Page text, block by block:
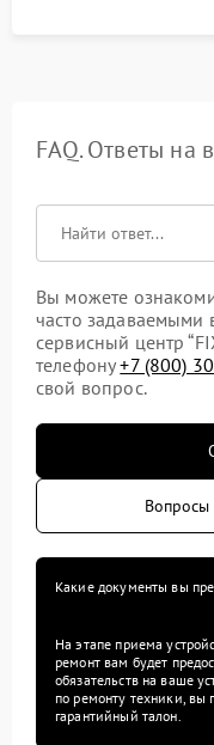
FAQ. Ответы на
Вы можете
часто задаваемыми
сервисный центр
телефону+7 (800)
свой вопрос.
Вопросы
Какие документы вы
На этапе приема
ремонт вам будет
обязательств на ваше
по ремонту техники, вы
гарантийный талон.